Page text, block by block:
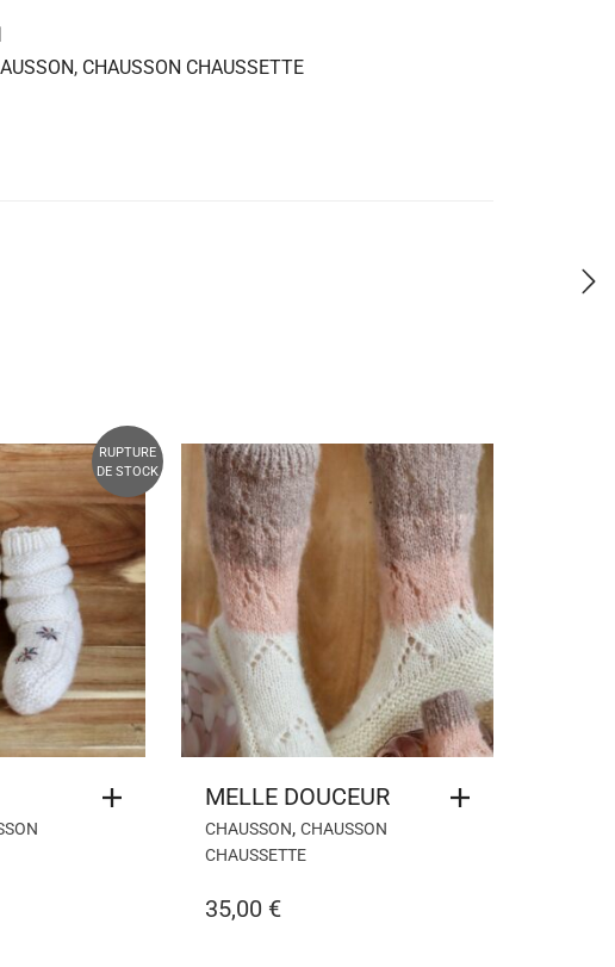
, CHAUSSON CHAUSSETTE
RUPTURE
DE STOCK
MELLE DOUCEUR
CHAUSSON, CHAUSSON
CHAUSSETTE
35,00 €